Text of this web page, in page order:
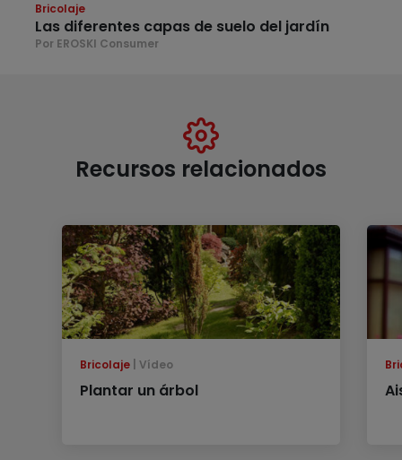
Bricolaje
Las diferentes capas de suelo del jardín
Por EROSKI Consumer
Recursos relacionados
Bricolaje Vídeo
Plantar un árbol